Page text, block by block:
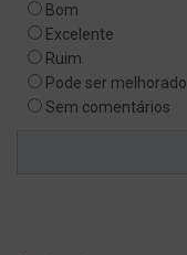
Bom
Excelente
Ruim
Pode ser melhorado
Sem comentários